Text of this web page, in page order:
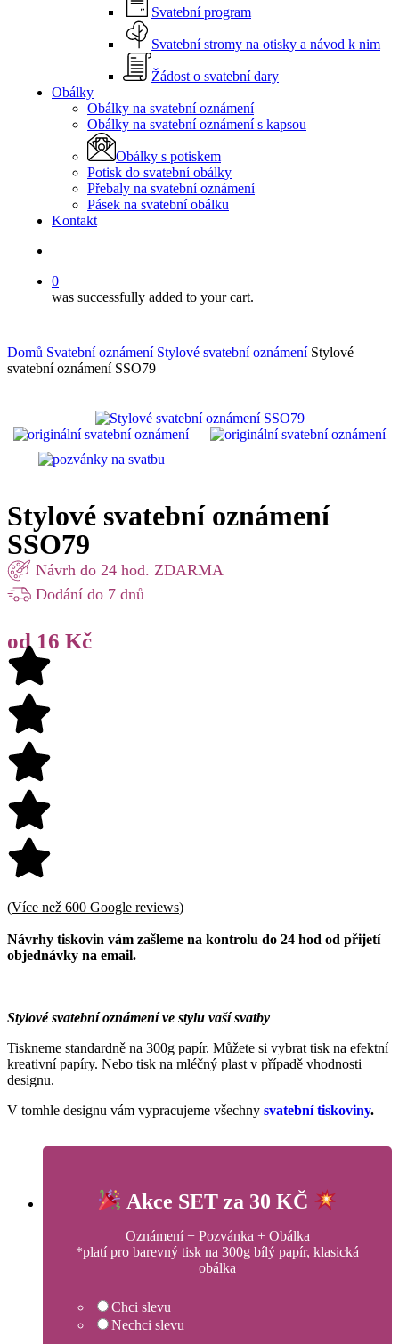
Svatební program
Svatební stromy na otisky a návod k nim
Žádost o svatební dary
Obálky
Obálky na svatební oznámení
Obálky na svatební oznámení s kapsou
Obálky s potiskem
Potisk do svatební obálky
Přebaly na svatební oznámení
Pásek na svatební obálku
Kontakt
0
was successfully added to your cart.
Domů Svatební oznámení Stylové svatební oznámení Stylové
svatební oznámení SSO79
Stylové svatební oznámení
SSO79
Návrh do 24 hod. ZDARMA
Dodání do 7 dnů
od 16 Kč
(Více než 600 Google reviews)
Návrhy tiskovin vám zašleme na kontrolu do 24 hod od přijetí
objednávky na email.
Stylové svatební oznámení ve stylu vaší svatby
Tiskneme standardně na 300g papír. Můžete si vybrat tisk na efektní
kreativní papíry. Nebo tisk na mléčný plast v případě vhodnosti
designu.
V tomhle designu vám vypracujeme všechny svatební tiskoviny.
Akce SET za 30 KČ
Oznámení + Pozvánka + Obálka
*platí pro barevný tisk na 300g bílý papír, klasická
obálka
Chci slevu
Nechci slevu